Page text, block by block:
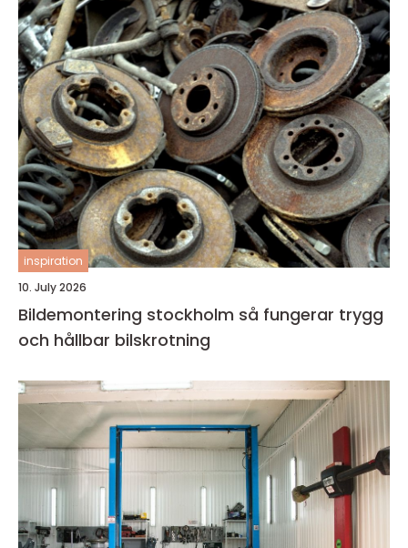
inspiration
10. July 2026
Bildemontering stockholm så fungerar trygg
och hållbar bilskrotning